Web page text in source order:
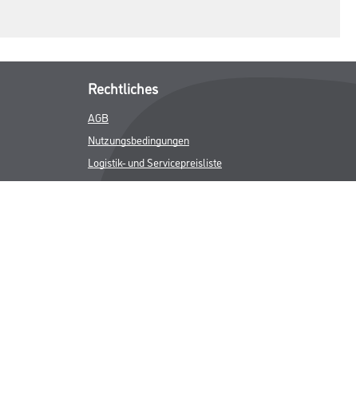
Rechtliches
AGB
Nutzungsbedingungen
Logistik- und Servicepreisliste
Impressum